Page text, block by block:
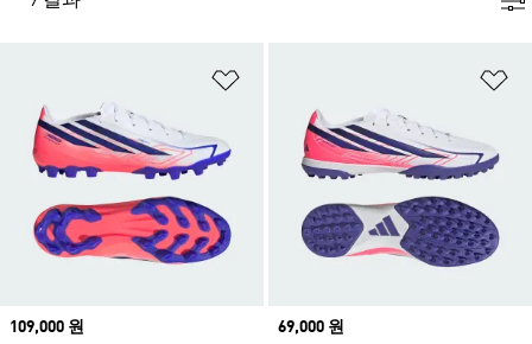
Price
109,000 원
Price
69,000 원